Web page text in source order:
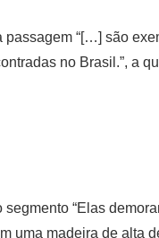
passagem “[…] são
no Brasil.”, a
segmento “Elas
uma madeira de alta